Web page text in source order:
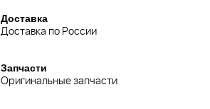
Доставка
Доставка по России
Запчасти
Оригинальные запчасти